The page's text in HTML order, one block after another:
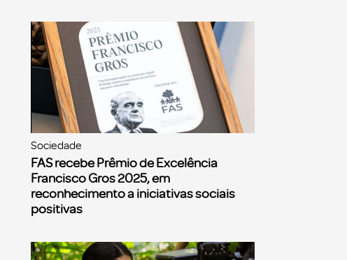
Sociedade
FAS recebe Prêmio de Excelência
Francisco Gros 2025, em
reconhecimento a iniciativas sociais
positivas